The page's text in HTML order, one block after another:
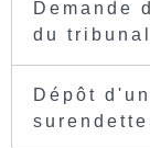
Demande
du tribunal
Dépôt